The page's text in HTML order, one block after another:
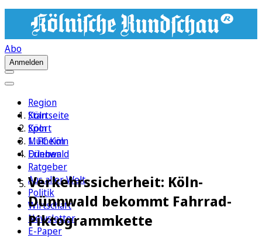
Abo
Anmelden
Region
Köln
Sport
1. FC Köln
Erleben
Ratgeber
Aus aller Welt
Politik
Wirtschaft
Newsletter
E-Paper
Startseite
Köln
Mülheim
Dünnwald
Verkehrssicherheit: Köln-
Dünnwald bekommt Fahrrad-
Piktogrammkette